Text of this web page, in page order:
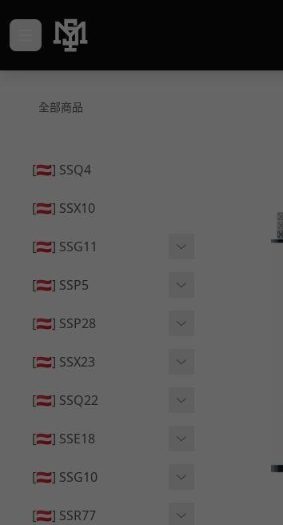
全部商品
[🇦🇹] SSQ4
[🇦🇹] SSX10
[🇦🇹] SSG11
🔄 原廠 ⧸ 零件
[🇦🇹] SSP5
🔄 原廠 ⧸ 零件
[🇦🇹] SSP28
🔄 原廠 ⧸ 零件
[🇦🇹] SSX23
🟦 主體 ⧸ 彈匣
[🇦🇹] SSQ22
🟦 主體 ⧸ 彈匣
[🇦🇹] SSE18
👁️‍🗨️ 外觀 ⧸ 色彩
[🇦🇹] SSG10
🟦 主體 ⧸ 彈匣
[🇦🇹] SSR77